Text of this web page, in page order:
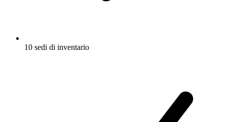
10 sedi di inventario